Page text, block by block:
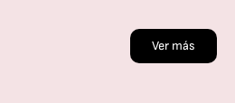
Ver más